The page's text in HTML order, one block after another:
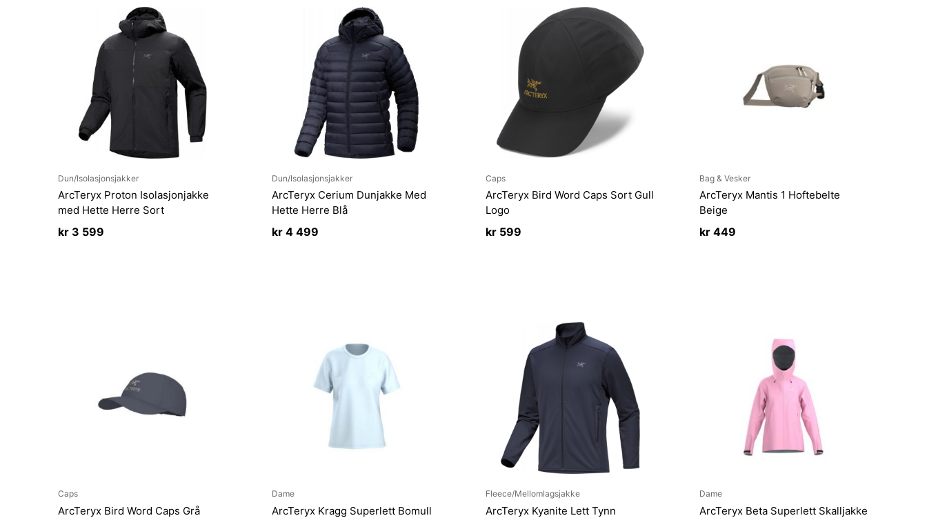
Dun/Isolasjonsjakker
ArcTeryx Proton Isolasjonjakke
med Hette Herre Sort
kr 3 599
Dun/Isolasjonsjakker
ArcTeryx Cerium Dunjakke Med
Hette Herre Blå
kr4 499
Caps
ArcTeryx Bird Word Caps Sort Gull
Logo
kr599
Bag & Vesker
ArcTeryx Mantis 1 Hoftebelte
Beige
kr449
Caps
ArcTeryx Bird Word Caps Grå
Dame
ArcTeryx Kragg Superlett Bomull
Fleece/Mellomlagsjakke
ArcTeryx Kyanite Lett Tynn
Dame
ArcTeryx Beta Superlett Skalljakke